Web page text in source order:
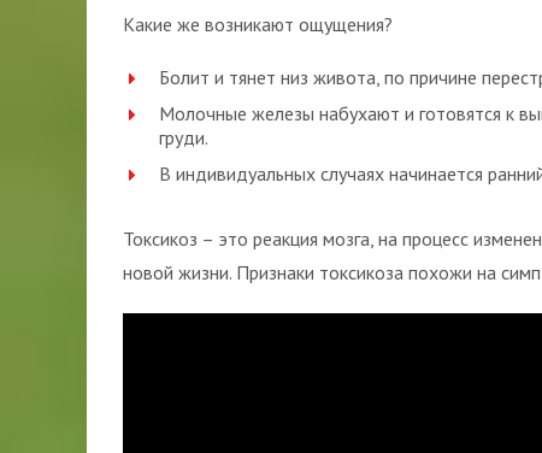
Какие же возникают ощущения?
Болит и тянет низ живота, по причине
Молочные железы набухают и готовятся к
груди.
В индивидуальных случаях начинается
Токсикоз – это реакция мозга, на процесс
новой жизни. Признаки токсикоза похожи на